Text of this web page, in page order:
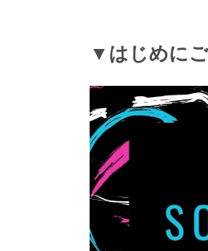
▼はじめに